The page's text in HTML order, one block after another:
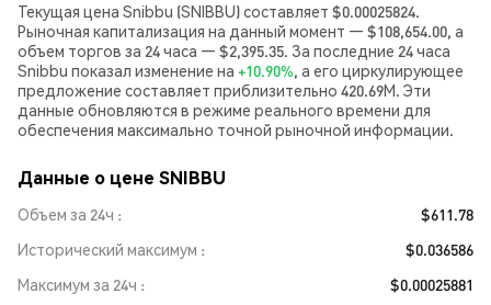
Текущая цена Snibbu (SNIBBU) составляет $0.00025824.
Рыночная капитализация на данный момент — $108,654.00, а
объем торгов за 24 часа — $2,395.35. За последние 24 часа
Snibbu показал изменение на +10.90%, а его циркулирующее
предложение составляет приблизительно 420.69M. Эти
данные обновляются в режиме реального времени для
обеспечения максимально точной рыночной информации.
Данные о цене SNIBBU
Объем за 24ч
$611.78
Исторический максимум
$0.036586
Максимум за 24ч
$0.00025881